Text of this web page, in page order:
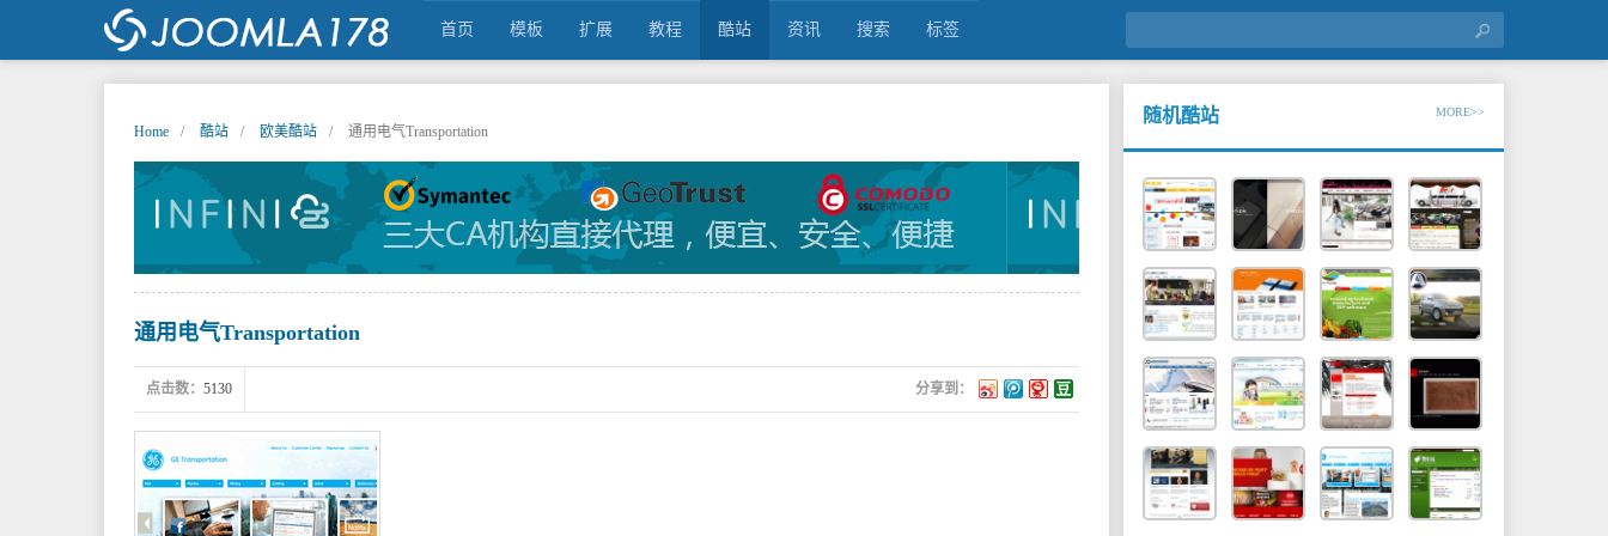
JOOMLA中文之家,JOOMLA,JOOMLA模
首页 模板 扩展 教程 酷站 资讯 搜索 标签
Home 酷站 欧美酷站 通用电气Transportation
通用电气Transportation
点击数： 5130 分享到：
随机酷站 MORE>>